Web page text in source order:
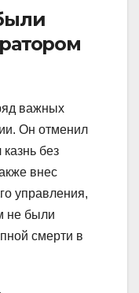
важных
Он отменил
без
внес
управления,
не были
смерти в